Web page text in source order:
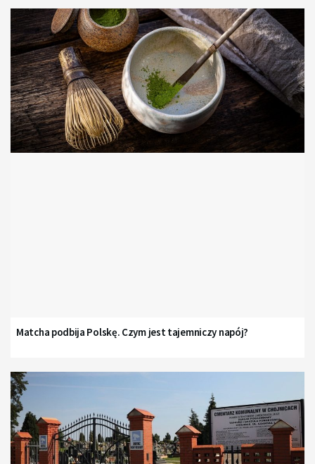
Matcha podbija Polskę. Czym jest tajemniczy napój?